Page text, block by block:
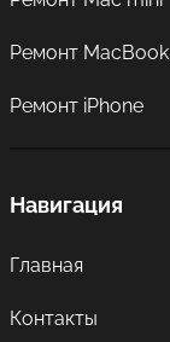
Ремонт MacBook
Ремонт iPhone
Навигация
Главная
Контакты